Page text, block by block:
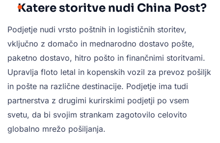
Katere storitve nudi China Post?
Podjetje nudi vrsto poštnih in logističnih storitev,
vključno z domačo in mednarodno dostavo pošte,
paketno dostavo, hitro pošto in finančnimi storitvami.
Upravlja floto letal in kopenskih vozil za prevoz pošiljk
in pošte na različne destinacije. Podjetje ima tudi
partnerstva z drugimi kurirskimi podjetji po vsem
svetu, da bi svojim strankam zagotovilo celovito
globalno mrežo pošiljanja.